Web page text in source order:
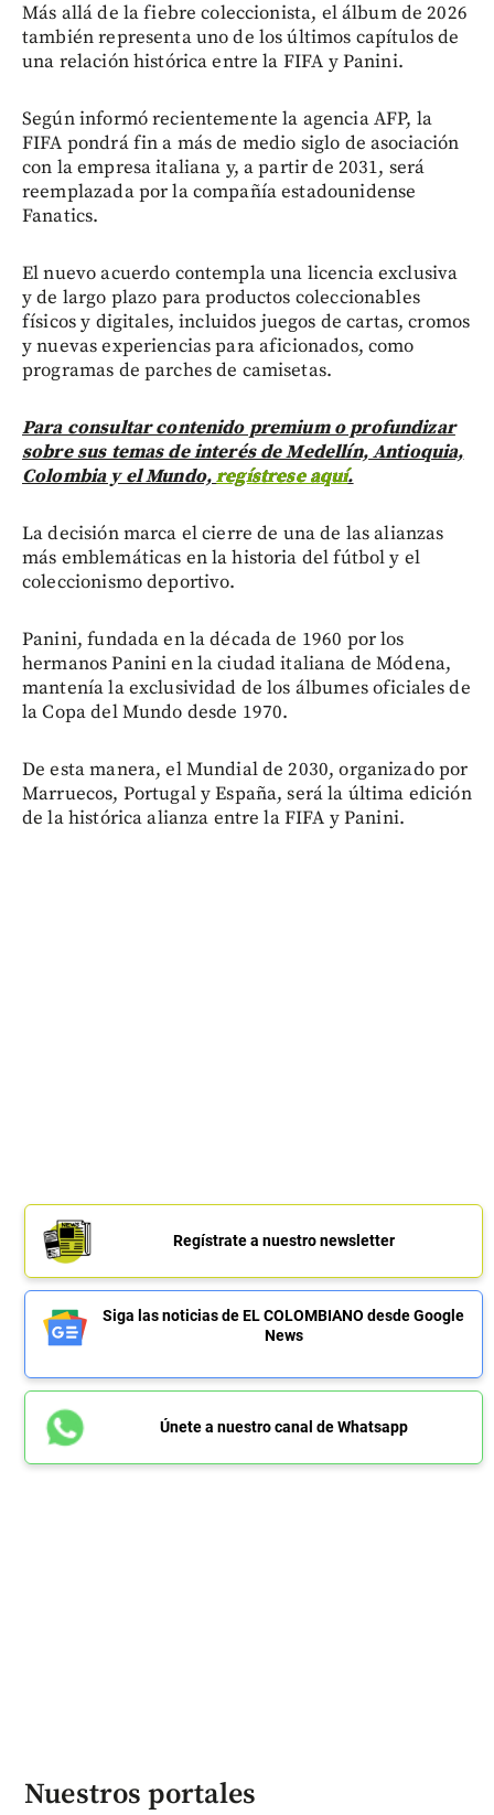
Más allá de la fiebre coleccionista, el álbum de 2026
también representa uno de los últimos capítulos de
una relación histórica entre la FIFA y Panini.
Según informó recientemente la agencia AFP, la
FIFA pondrá fin a más de medio siglo de asociación
con la empresa italiana y, a partir de 2031, será
reemplazada por la compañía estadounidense
Fanatics.
El nuevo acuerdo contempla una licencia exclusiva
y de largo plazo para productos coleccionables
físicos y digitales, incluidos juegos de cartas, cromos
y nuevas experiencias para aficionados, como
programas de parches de camisetas.
Para consultar contenido premium o profundizar
sobre sus temas de interés de Medellín, Antioquia,
Colombia y el Mundo,regístrese aquí.
La decisión marca el cierre de una de las alianzas
más emblemáticas en la historia del fútbol y el
coleccionismo deportivo.
Panini, fundada en la década de 1960 por los
hermanos Panini en la ciudad italiana de Módena,
mantenía la exclusividad de los álbumes oficiales de
la Copa del Mundo desde 1970.
De esta manera, el Mundial de 2030, organizado por
Marruecos, Portugal y España, será la última edición
de la histórica alianza entre la FIFA y Panini.
Regístrate a nuestro newsletter
Siga las noticias de EL COLOMBIANO desde Google
News
Únete a nuestro canal de Whatsapp
Nuestros portales